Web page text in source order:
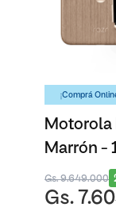
¡Comprá
Motorola
Marrón -
Gs. 9.649.000
Gs.